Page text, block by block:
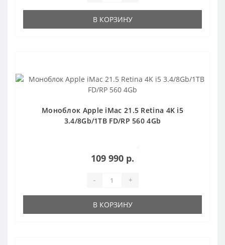
В КОРЗИНУ
Моноблок Apple iMac 21.5 Retina 4K i5
3.4/8Gb/1TB FD/RP 560 4Gb
109 990 р.
- +
В КОРЗИНУ